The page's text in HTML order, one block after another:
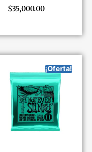
$35,000.00
¡Oferta!